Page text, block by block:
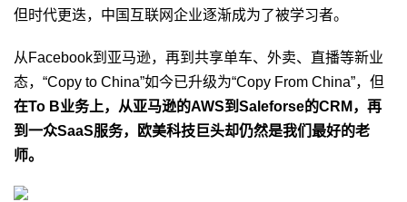
但时代更迭，中国互联网企业逐渐成为了被学习者。
从Facebook到亚马逊，再到共享单车、外卖、直播等新业
态，“Copy to China”如今已升级为“Copy From China”，但
在To B业务上，从亚马逊的AWS到Saleforse的CRM，再
到一众SaaS服务，欧美科技巨头却仍然是我们最好的老
师。